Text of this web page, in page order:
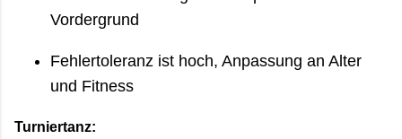
Vordergrund
Fehlertoleranz ist hoch, Anpassung an Alter
und Fitness
Turniertanz: